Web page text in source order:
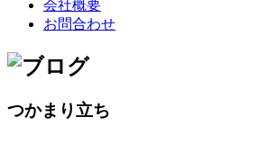
会社概要
お問合わせ
つかまり立ち